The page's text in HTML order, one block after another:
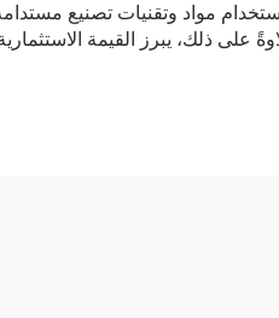
مواد وتقنيات تصنيع
على ذلك، يبرز القيمة